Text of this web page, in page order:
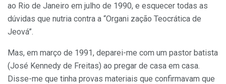
ao Rio de Janeiro em julho de 1990, e esquecer todas as
dúvidas que nutria contra a “Organi zação Teocrática de
Jeová”.
Mas, em março de 1991, deparei-me com um pastor batista
(José Kennedy de Freitas) ao pregar de casa em casa.
Disse-me que tinha provas materiais que confirmavam que